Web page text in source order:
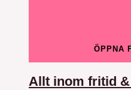
ÖPPNA
Allt inom fritid